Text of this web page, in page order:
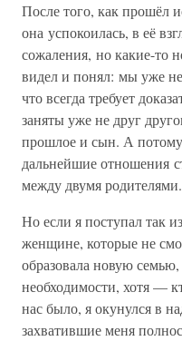
После того, как прошёл
она успокоилась, в её
сожаления, но какие-то
видел и понял: мы уже не
что всегда требует
заняты уже не друг
прошлое и сын. А
дальнейшие отношения
между двумя родителями.
Но если я поступал так
женщине, которые не
образовала новую семью,
необходимости, хотя —
нас было, я окунулся в
захватившие меня